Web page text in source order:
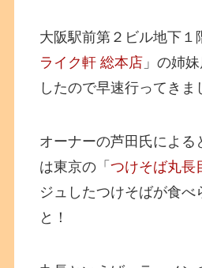
大阪駅前第２ビル地下１
ライク軒 総本店 」の姉
したので早速行ってきま
オーナーの芦田氏による
は東京の「つけそば丸長
ジュしたつけそばが食べ
と！